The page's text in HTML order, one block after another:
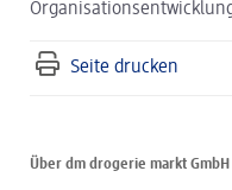
Seite drucken
Über dm drogerie markt GmbH